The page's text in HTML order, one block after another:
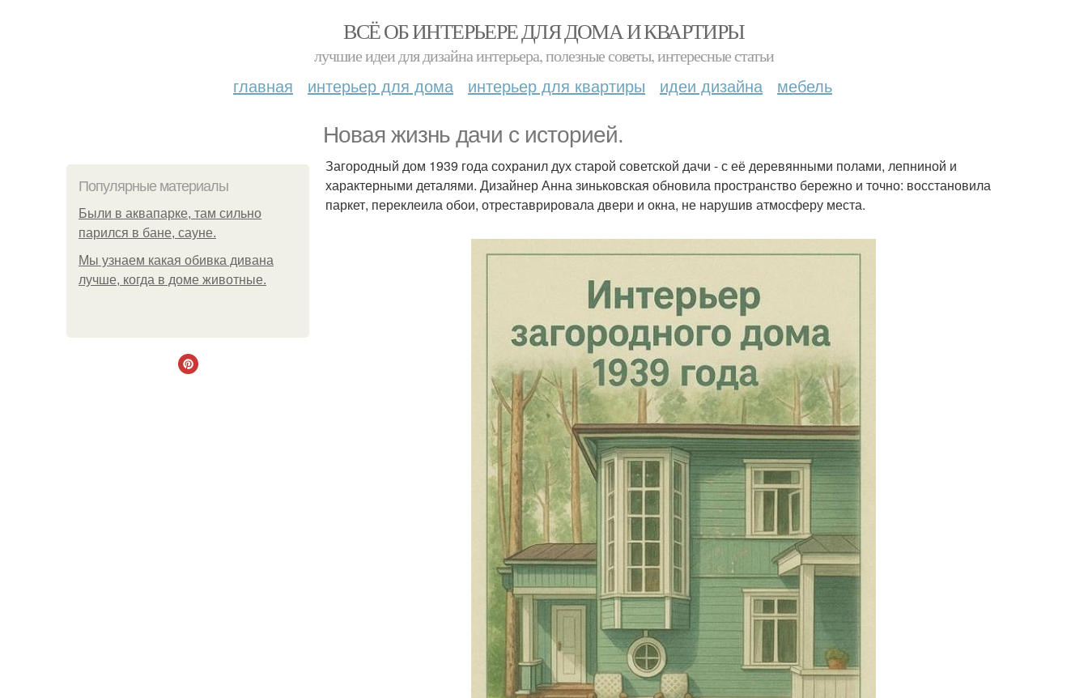
ВСЁ ОБ ИНТЕРЬЕРЕ ДЛЯ ДОМА И КВАРТИРЫ
лучшие идеи для дизайна интерьера, полезные советы, интересные статьи
главная интерьер для дома интерьер для квартиры идеи дизайна мебель
Новая жизнь дачи с историей.
Популярные материалы
Были в аквапарке, там сильно
парился в бане, сауне.
Мы узнаем какая обивка дивана
лучше, когда в доме животные.
Загородный дом 1939 года сохранил дух старой советской дачи - с её деревянными полами, лепниной и
характерными деталями. Дизайнер Анна зиньковская обновила пространство бережно и точно: восстановила
паркет, переклеила обои, отреставрировала двери и окна, не нарушив атмосферу места.